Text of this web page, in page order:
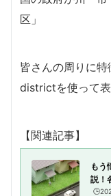
区」
皆さんの周りに
districtを使って表
【関連記事】
もう
説！